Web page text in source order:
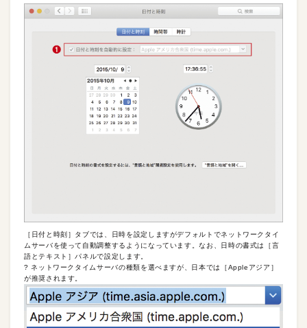
［日付と時刻］タブでは、日時を設定しますがデフォルトでネットワークタイ
ムサーバを使って自動調整するようになっています。なお、日時の書式は［言
語とテキスト］パネルで設定します。
? ネットワークタイムサーバの種類を選べますが、日本では［Appleアジア］
が推奨されます。